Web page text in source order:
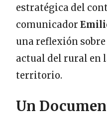
estratégica del
comunicador
una reflexión
actual del rural en
territorio.
Un